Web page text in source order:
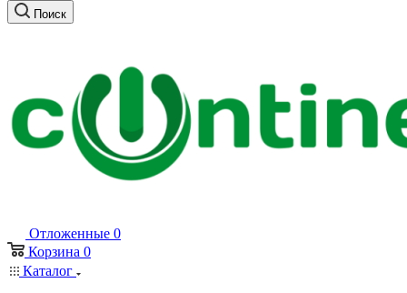
Поиск
Отложенные 0
Корзина 0
Каталог